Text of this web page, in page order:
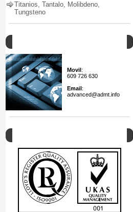
Titanios, Tantalo, Molibdeno,
Tungsteno
Movil:
609 726 630
Email:
advanced@admt.info